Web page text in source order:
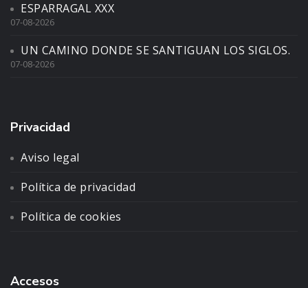
ESPARRAGAL XXX
07-08-2026
UN CAMINO DONDE SE SANTIGUAN LOS SIGLOS.
07-08-2026
Privacidad
Aviso legal
Política de privacidad
Política de cookies
Accesos